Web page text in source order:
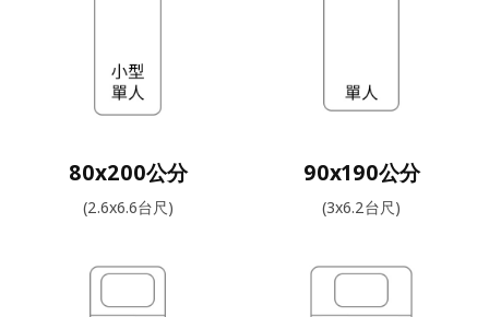
80x200公分
(2.6x6.6台尺)
90x190公分
(3x6.2台尺)